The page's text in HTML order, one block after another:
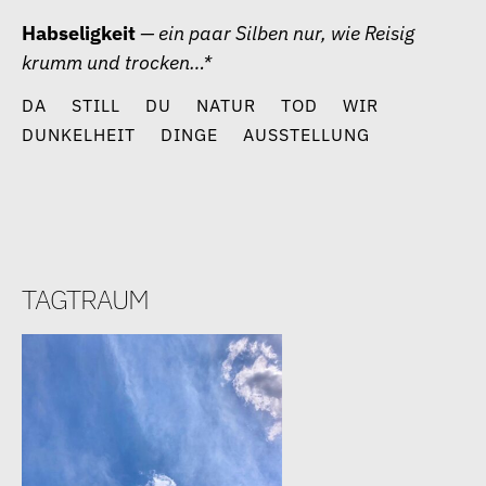
Inhalt
springen
Habseligkeit— ein paar Silben nur, wie Reisig
krumm und trocken…*
DA STILL DU NATUR TOD
WIR
DUNKELHEIT
DINGE AUSSTELLUNG
tagtraum